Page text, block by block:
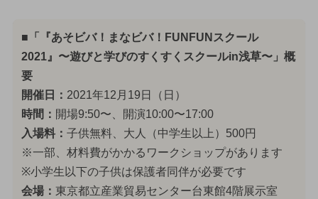
■「『あそビバ！まなビバ！FUNFUNスクール
2021』〜遊びと学びのすくすくスクールin浅草〜」概
要
開催日： 2021年12月19日（日）
時間： 開場9:50〜、開演10:00〜17:00
入場料： 子供無料、大人（中学生以上）500円
※一部、材料費がかかるワークショップがあります
※小学生以下の子供は保護者同伴が必要です
会場： 東京都立産業貿易センター台東館4階展示室